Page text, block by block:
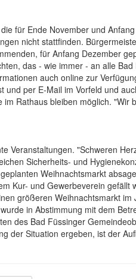
für Ende November und
nicht stattfinden.
für Anfang Dezember
das - wie immer - an alle
auch online zur
per E-Mail im Vorfeld und
Rathaus bleiben möglich. "Wir
Veranstaltungen. "Schweren
Sicherheits- und
Weihnachtsmarkt
Kur- und Gewerbeverein gefällt
größeren Weihnachtsmarkt im
in Abstimmung mit dem
des Bad Füssinger
der Situation ergeben, ist der